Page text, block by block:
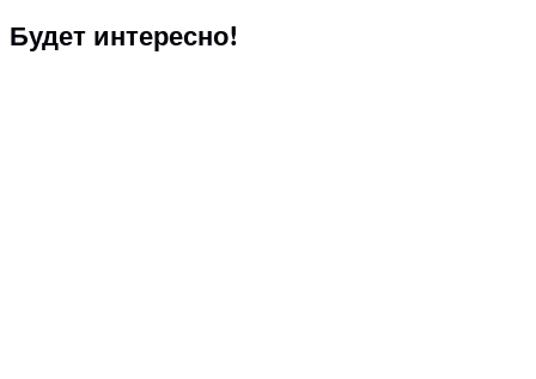
Будет интересно!